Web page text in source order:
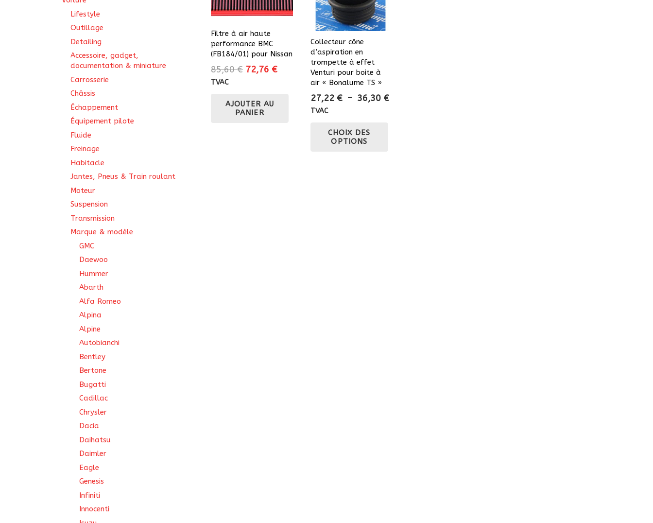
Filtre à air haute
performance BMC
(FB184/01) pour Nissan
85,60€ Le
était :
85,60 €.
72,76 €Le
TVAC
AJOUTER AU
PANIER
Collecteur cône
d’aspiration en
trompette à effet
Venturi pour boite à
air « Bonalume TS »
27,22 € – 36,30 €Plage
TVAC
CHOIX DES
OPTIONS
Lifestyle
Outillage
Detailing
Accessoire, gadget,
documentation & miniature
Carrosserie
Châssis
Échappement
Équipement pilote
Fluide
Freinage
Habitacle
Jantes, Pneus & Train roulant
Moteur
Suspension
Transmission
Marque & modèle
GMC
Daewoo
Hummer
Abarth
Alfa Romeo
Alpina
Alpine
Autobianchi
Bentley
Bertone
Bugatti
Cadillac
Chrysler
Dacia
Daihatsu
Daimler
Eagle
Genesis
Infiniti
Innocenti